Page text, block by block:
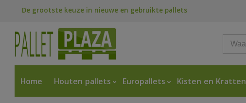
De grootste keuze in nieuwe en gebruikte pallets
Home Houten pallets Europallets Kisten en Kratten